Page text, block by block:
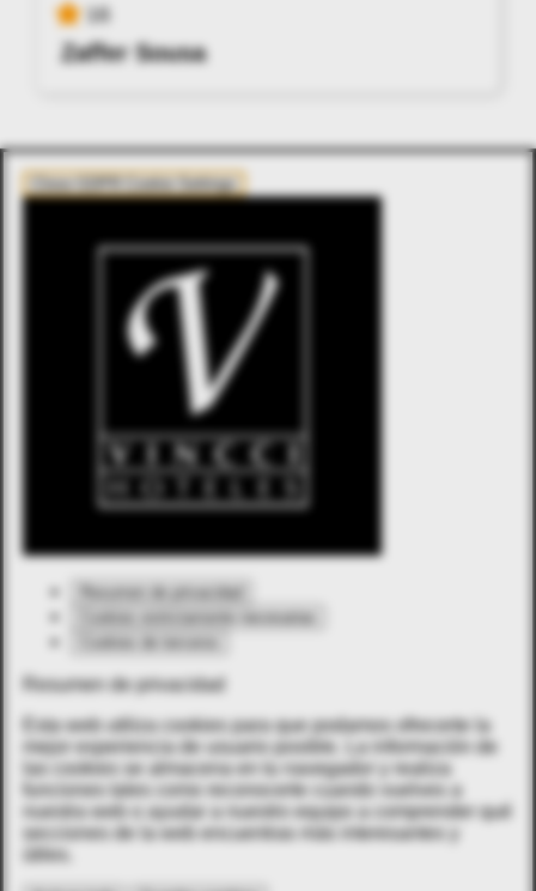
16
Zaffer Sousa
Close GDPR Cookie Settings
Resumen de privacidad
Cookies estrictamente necesarias
Resumen de privacidad
Esta web utiliza cookies para que podamos ofrecerte la
mejor experiencia de usuario posible. La información de
las cookies se almacena en tu navegador y realiza
funciones tales como reconocerte cuando vuelves a
nuestra web o ayudar a nuestro equipo a comprender qué
secciones de la web encuentras más interesantes y
útiles.